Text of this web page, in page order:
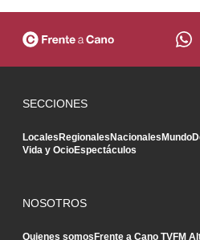
SECCIONES
LocalesRegionalesNacionalesMundo
Vida y OcioEspectáculos
NOSOTROS
Quienes somosFrente a Cano TVFM